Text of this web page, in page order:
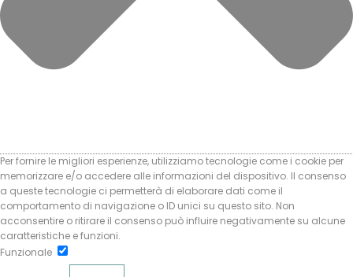
Per fornire le migliori esperienze, utilizziamo tecnologie come i cookie per
memorizzare e/o accedere alle informazioni del dispositivo. Il consenso
a queste tecnologie ci permetterà di elaborare dati come il
comportamento di navigazione o ID unici su questo sito. Non
acconsentire o ritirare il consenso può influire negativamente su alcune
caratteristiche e funzioni.
Funzionale